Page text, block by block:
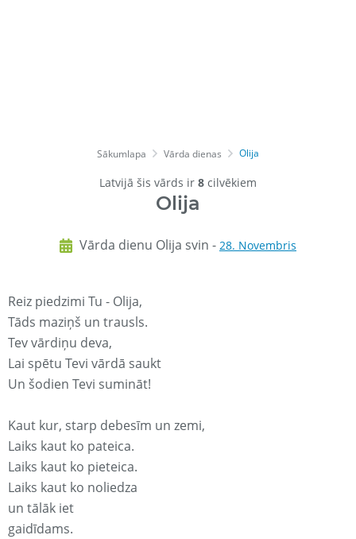
Sākumlapa Vārda dienas Olija
Latvijā šis vārds ir 8 cilvēkiem
Olija
Vārda dienu Olija svin - 28. Novembris
Reiz piedzimi Tu - Olija,
Tāds maziņš un trausls.
Tev vārdiņu deva,
Lai spētu Tevi vārdā saukt
Un šodien Tevi sumināt!
Kaut kur, starp debesīm un zemi,
Laiks kaut ko pateica.
Laiks kaut ko pieteica.
Laiks kaut ko noliedza
un tālāk iet
gaidīdams.